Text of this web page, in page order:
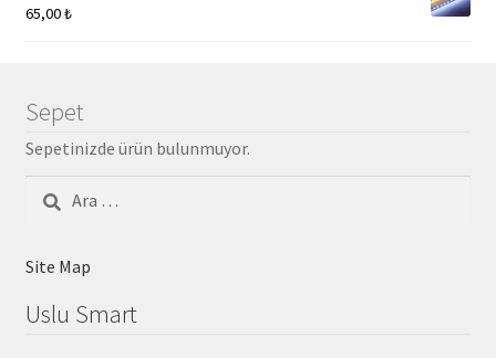
65,00₺
Sepet
Sepetinizde ürün bulunmuyor.
Site Map
Uslu Smart